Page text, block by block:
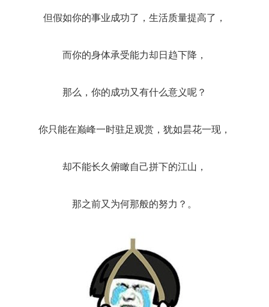
但假如你的事业成功了， 生活质量提高了，
而你的身体承受能力却日趋下降 ，
那么，你的成功又有什么意义呢？
你只能在巅峰一时驻足观赏，犹如昙花一现，
却不能长久俯瞰自己拼下的江山，
那之前又为何那般的努力？ 。